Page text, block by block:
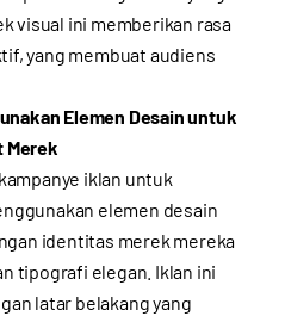
visual ini memberikan rasa
yang membuat audiens
Elemen Desain untuk
Merek
iklan untuk
elemen desain
identitas merek mereka
tipografi elegan. Iklan ini
latar belakang yang